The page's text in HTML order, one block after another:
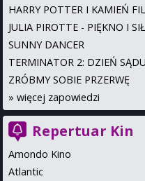
HARRY POTTER I KAMIEŃ
JULIA PIROTTE - PIĘKNO I
SUNNY DANCER
TERMINATOR 2: DZIEŃ
ZRÓBMY SOBIE PRZERWĘ
» więcej zapowiedzi
Repertuar Kin
Amondo Kino
Atlantic